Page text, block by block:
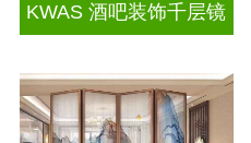
KWAS 酒吧装饰千层镜